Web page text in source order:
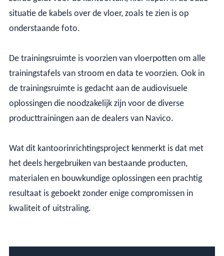
situatie de kabels over de vloer, zoals te zien is op
onderstaande foto.
De trainingsruimte is voorzien van vloerpotten om alle
trainingstafels van stroom en data te voorzien. Ook in
de trainingsruimte is gedacht aan de audiovisuele
oplossingen die noodzakelijk zijn voor de diverse
producttrainingen aan de dealers van Navico.
Wat dit kantoorinrichtingsproject kenmerkt is dat met
het deels hergebruiken van bestaande producten,
materialen en bouwkundige oplossingen een prachtig
resultaat is geboekt zonder enige compromissen in
kwaliteit of uitstraling.